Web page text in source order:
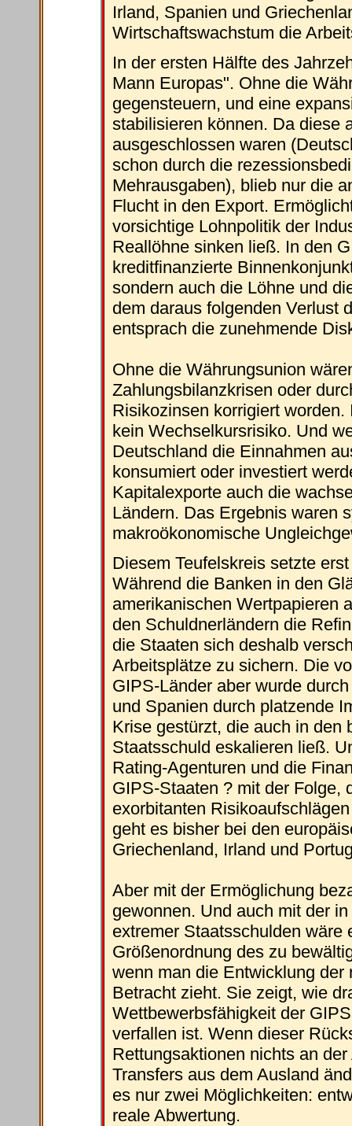
Irland, Spanien und
Wirtschaftswachstum die
In der ersten Hälfte des
Mann Europas". Ohne die
gegensteuern, und eine
stabilisieren können. Da diese
ausgeschlossen waren
schon durch die
Mehrausgaben), blieb nur die
Flucht in den Export.
vorsichtige Lohnpolitik der
Reallöhne sinken ließ. In den
kreditfinanzierte
sondern auch die Löhne und
dem daraus folgenden Verlust
entsprach die zunehmende
Ohne die Währungsunion
Zahlungsbilanzkrisen oder
Risikozinsen korrigiert
kein Wechselkursrisiko. Und
Deutschland die Einnahmen
konsumiert oder investiert
Kapitalexporte auch die
Ländern. Das Ergebnis waren
makroökonomische
Diesem Teufelskreis setzte
Während die Banken in den
amerikanischen Wertpapieren
den Schuldnerländern die
die Staaten sich deshalb
Arbeitsplätze zu sichern. Die
GIPS-Länder aber wurde
und Spanien durch platzende
Krise gestürzt, die auch in den
Staatsschuld eskalieren ließ.
Rating-Agenturen und die
GIPS-Staaten ? mit der Folge,
exorbitanten
geht es bisher bei den
Griechenland, Irland und
Aber mit der Ermöglichung
gewonnen. Und auch mit der
extremer Staatsschulden wäre
Größenordnung des zu
wenn man die Entwicklung
Betracht zieht. Sie zeigt, wie
Wettbewerbsfähigkeit der
verfallen ist. Wenn dieser
Rettungsaktionen nichts an
Transfers aus dem Ausland
es nur zwei Möglichkeiten:
reale Abwertung.